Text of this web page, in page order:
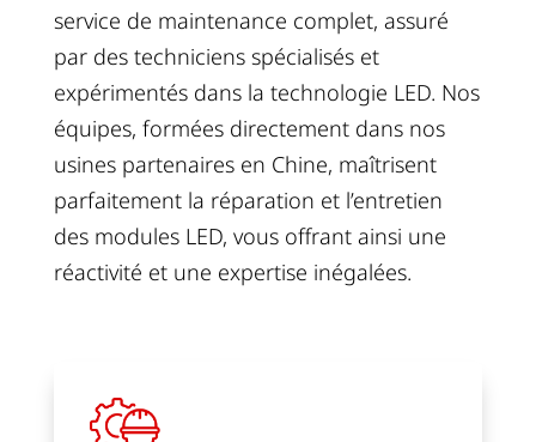
service de maintenance complet, assuré
par des techniciens spécialisés et
expérimentés dans la technologie LED. Nos
équipes, formées directement dans nos
usines partenaires en Chine, maîtrisent
parfaitement la réparation et l’entretien
des modules LED, vous offrant ainsi une
réactivité et une expertise inégalées.